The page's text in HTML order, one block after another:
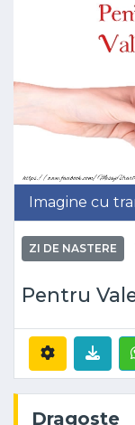
Imagine cu
ZI DE NASTERE
Pentru
Dragoste